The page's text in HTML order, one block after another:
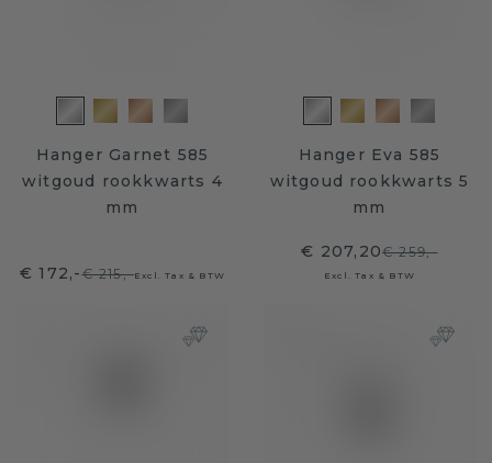
Hanger Garnet 585
witgoud rookkwarts 4
mm
€ 172,-€ 215,-Excl. Tax & BTW
Hanger Eva 585
witgoud rookkwarts 5
mm
€ 207,20€ 259,-
Excl. Tax & BTW